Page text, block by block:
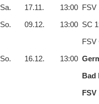
Sa. 17.11. 13:00 FSV
So.
09.12. 13:00 SC
FSV
So.
16.12. 13:00
Bad
FSV